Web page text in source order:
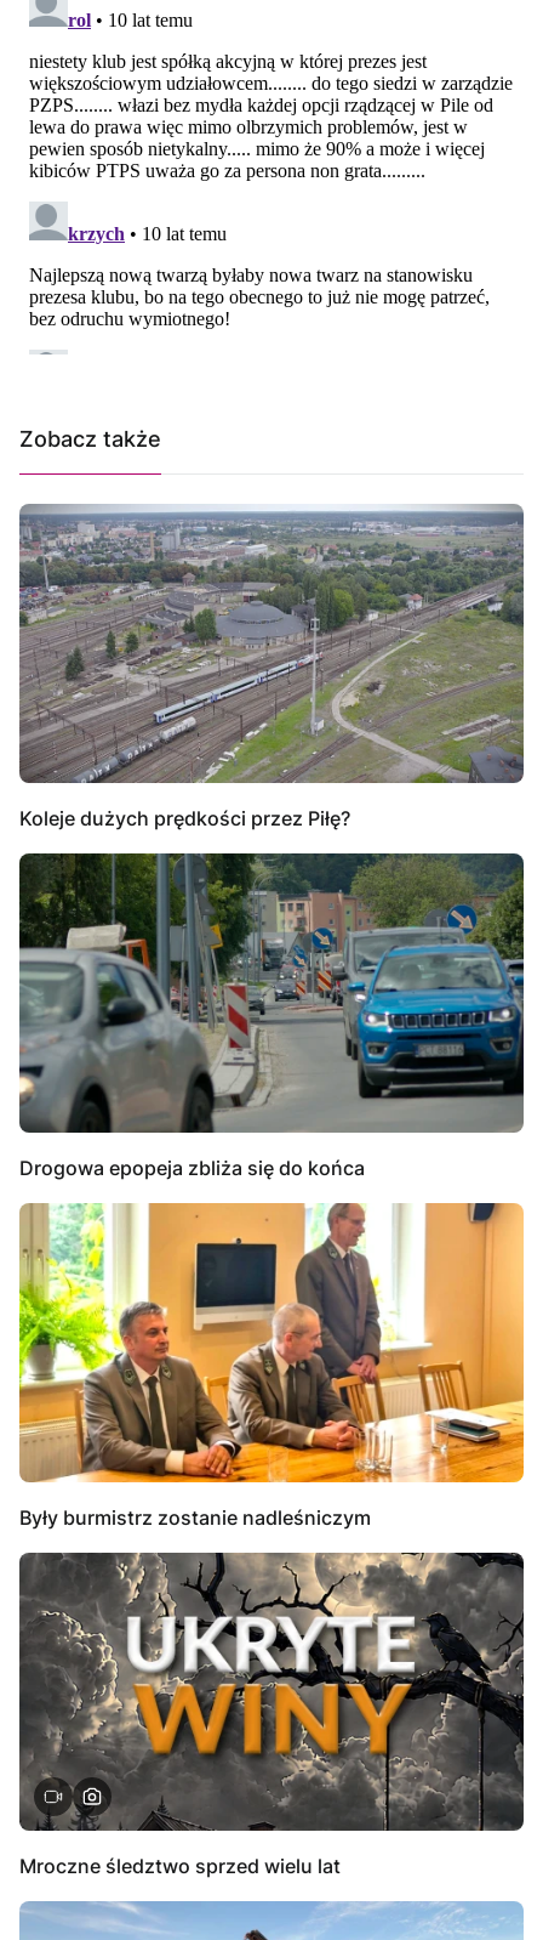
Zobacz także
Koleje dużych prędkości przez Piłę?
Drogowa epopeja zbliża się do końca
Były burmistrz zostanie nadleśniczym
Mroczne śledztwo sprzed wielu lat